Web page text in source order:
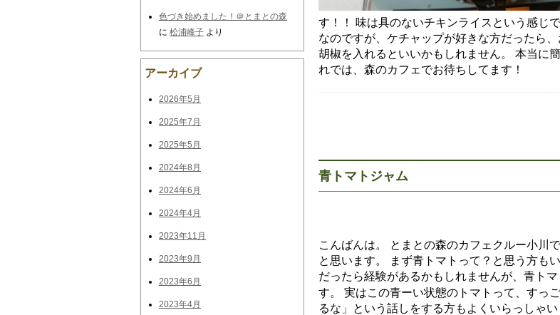
す！！ 味は具のないチキンライスという感じ
なのですが、ケチャップが好きな方だったら
胡椒を入れるといいかもしれません。 本当に
れでは、森のカフェでお待ちしてます！
青トマトジャム
こんばんは。 とまとの森のカフェクルー小川
と思います。 まず青トマトって？と思う方も
だったら経験があるかもしれませんが、青ト
す。 実はこの青ーい状態のトマトって、すっご
るな」という話しをする方もよくいらっしゃ
色づき始めました！＠とまとの森
に 松浦峰子 より
アーカイブ
2026年5月
2025年7月
2025年5月
2024年8月
2024年6月
2024年4月
2023年11月
2023年9月
2023年6月
2023年4月